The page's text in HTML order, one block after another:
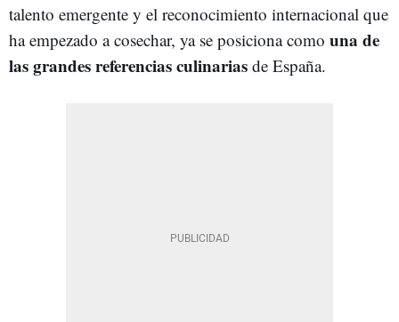
talento emergente y el reconocimiento internacional que
ha empezado a cosechar, ya se posiciona como una de
las grandes referencias culinarias de España.